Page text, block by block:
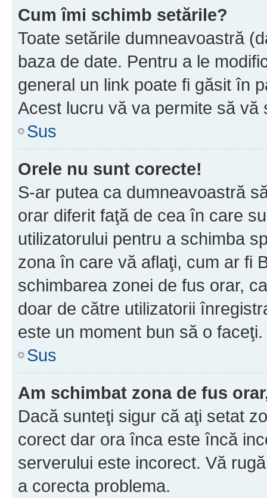
Cum îmi schimb setările?
Toate setările dumneavoastră
baza de date. Pentru a le
general un link poate fi găsit în
Acest lucru vă va permite să vă
Sus
Orele nu sunt corecte!
S-ar putea ca dumneavoastră
orar diferit faţă de cea în care
utilizatorului pentru a schimba
zona în care vă aflaţi, cum ar fi
schimbarea zonei de fus orar,
doar de către utilizatorii
este un moment bun să o faceţi.
Sus
Am schimbat zona de fus
Dacă sunteţi sigur că aţi setat
corect dar ora înca este încă
serverului este incorect. Vă
a corecta problema.